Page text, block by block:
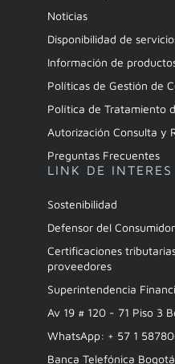
Noticias
Disponibilidad de
Información de
Políticas de Gestión de
Política de Tratamiento
Autorización Consulta y
Preguntas Frecuentes
LINK DE INTERES
Sostenibilidad
Defensor del
Certificaciones
proveedores
Superintendencia
Av 19 # 120 - 71 Piso 3
WhatsApp: + 57 1
Banca Telefónica